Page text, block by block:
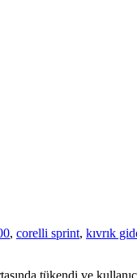
, corelli sprint, kıvrık
tükendi ve